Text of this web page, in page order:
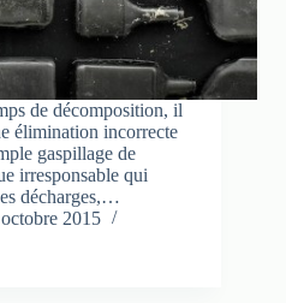
de décomposition, il
élimination incorrecte
gaspillage de
irresponsable qui
décharges,…
2015